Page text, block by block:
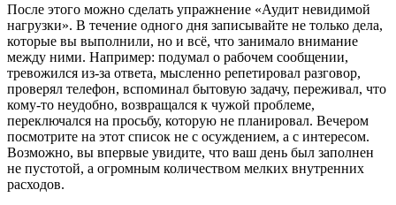
После этого можно сделать упражнение «Аудит невидимой
нагрузки». В течение одного дня записывайте не только дела,
которые вы выполнили, но и всё, что занимало внимание
между ними. Например: подумал о рабочем сообщении,
тревожился из-за ответа, мысленно репетировал разговор,
проверял телефон, вспоминал бытовую задачу, переживал, что
кому-то неудобно, возвращался к чужой проблеме,
переключался на просьбу, которую не планировал. Вечером
посмотрите на этот список не с осуждением, а с интересом.
Возможно, вы впервые увидите, что ваш день был заполнен
не пустотой, а огромным количеством мелких внутренних
расходов.